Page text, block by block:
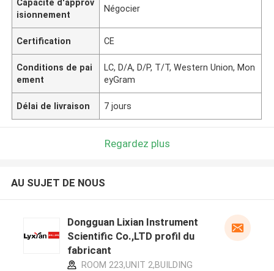
Capacité d'approv
isionnement
Négocier
Certification CE
Conditions de pai
ement
LC, D/A, D/P, T/T, Western Union, Mon
eyGram
Délai de livraison 7 jours
Regardez plus
AU SUJET DE NOUS
Dongguan Lixian Instrument
Scientific Co.,LTD profil du
fabricant
ROOM 223,UNIT 2,BUILDING